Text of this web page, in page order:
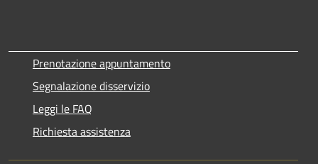
Prenotazione appuntamento
Segnalazione disservizio
Leggi le FAQ
Richiesta assistenza